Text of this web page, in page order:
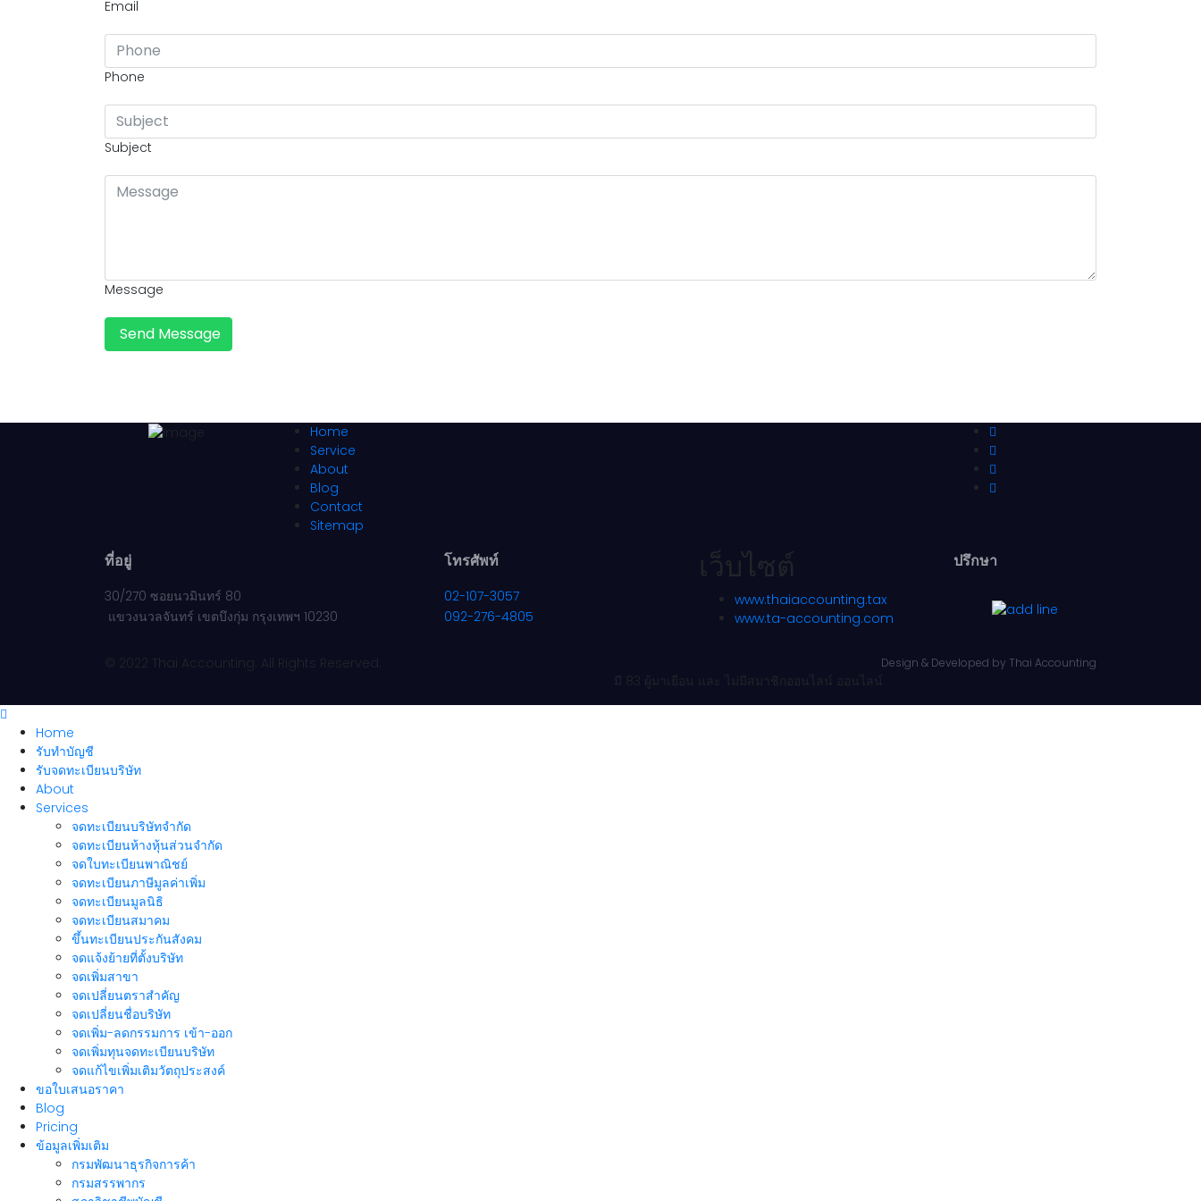
Email
Phone
Subject
Message
Send Message
Home
Service
About
Blog
Contact
Sitemap
ที่อยู่
30/270 ซอยนวมินทร์ 80
แขวงนวลจันทร์ เขตบึงกุ่ม กรุงเทพฯ 10230
โทรศัพท์
02-107-3057
092-276-4805
เว็บไซต์
www.thaiaccounting.tax
www.ta-accounting.com
ปรึกษา
© 2022 Thai Accounting. All Rights Reserved. Design & Developed by Thai Accounting
มี 83 ผู้มาเยือน และ ไม่มีสมาชิกออนไลน์ ออนไลน์
Home
รับทำบัญชี
รับจดทะเบียนบริษัท
About
Services
จดทะเบียนบริษัทจำกัด
จดทะเบียนห้างหุ้นส่วนจำกัด
จดใบทะเบียนพาณิชย์
จดทะเบียนภาษีมูลค่าเพิ่ม
จดทะเบียนมูลนิธิ
จดทะเบียนสมาคม
ขึ้นทะเบียนประกันสังคม
จดแจ้งย้ายที่ตั้งบริษัท
จดเพิ่มสาขา
จดเปลี่ยนตราสำคัญ
จดเปลี่ยนชื่อบริษัท
จดเพิ่ม-ลดกรรมการ เข้า-ออก
จดเพิ่มทุนจดทะเบียนบริษัท
จดแก้ไขเพิ่มเติมวัตถุประสงค์
ขอใบเสนอราคา
Blog
Pricing
ข้อมูลเพิ่มเติม
กรมพัฒนาธุรกิจการค้า
กรมสรรพากร